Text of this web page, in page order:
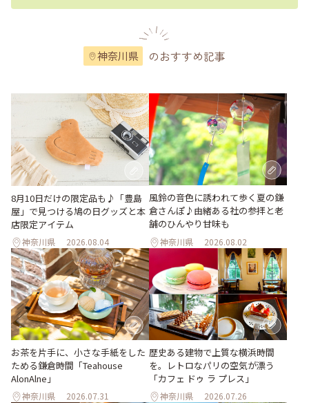
神奈川県 のおすすめ記事
8月10日だけの限定品も♪「豊島
屋」で見つける鳩の日グッズと本
店限定アイテム
神奈川県 2026.08.04
風鈴の音色に誘われて歩く夏の鎌
倉さんぽ♪由緒ある社の参拝と老
舗のひんやり甘味も
神奈川県 2026.08.02
お茶を片手に、小さな手紙をした
ためる鎌倉時間「Teahouse
AlonAlne」
神奈川県 2026.07.31
歴史ある建物で上質な横浜時間
を。レトロなパリの空気が漂う
「カフェ ドゥ ラ プレス」
神奈川県 2026.07.26